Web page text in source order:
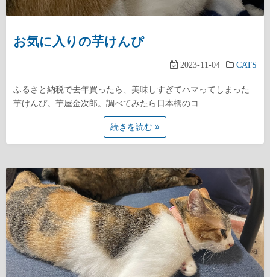
お気に入りの芋けんぴ
2023-11-04 CATS
ふるさと納税で去年買ったら、美味しすぎてハマってしまった
芋けんぴ。芋屋金次郎。調べてみたら日本橋のコ…
続きを読む